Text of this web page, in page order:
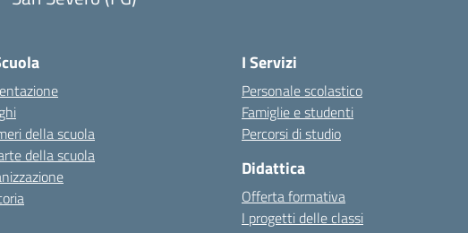
della scuola
della scuola
I Servizi
Personale scolastico
Famiglie e studenti
Percorsi di studio
Didattica
Offerta formativa
I progetti delle classi